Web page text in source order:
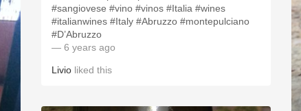
#sangiovese #vino #vinos #Italia #wines
#italianwines #Italy #Abruzzo #montepulciano
#D’Abruzzo
— 6 years ago
Livio liked this